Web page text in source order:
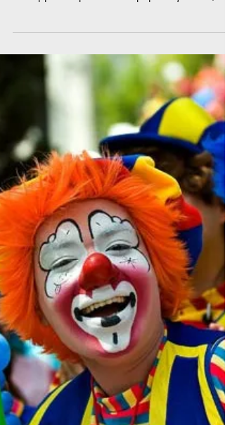
Εγκέφαλος και Ορμόνες» στο
Εγκέφαλος και Ορμόνες» συνεχίζεται και αυτό
το Σαββατοκύριακο στο Ίδρυμα Ευγενίδου,
απευθυνόμενο σε παιδιά από 10 ετών και τις
οικογένειές τους, μέσα από μια βιωματική
επιστημονική εμπειρία.